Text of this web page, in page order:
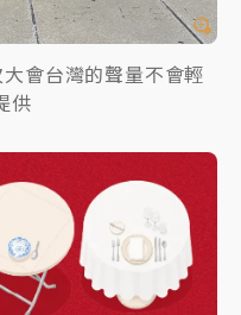
會台灣的聲量不會輕
供